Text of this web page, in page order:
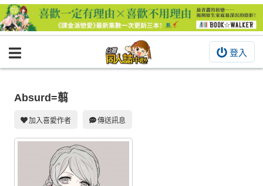
登入
BOOKY書集倉庫
同人誌
同人周邊
同人數位作品
活動&消息
Absurd=翦
加入喜愛作者 傳送訊息